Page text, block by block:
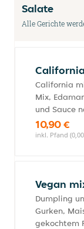
Salate
Alle Gerichte
California
Mix,
und Sauce
10,90 €
inkl. Pfand
Vegan
Dumpling
Gurken,
gekochtem